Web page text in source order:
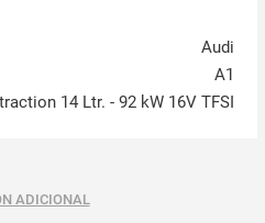
Audi
A1
14 Ltr. - 92 kW 16V TFSI
ADICIONAL